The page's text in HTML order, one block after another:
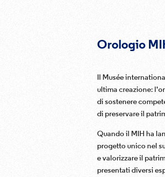
Orologio
Il Musée
ultima creazione:
di sostenere
di preservare il
Quando il MIH ha
progetto unico nel
e valorizzare il
presentati diversi